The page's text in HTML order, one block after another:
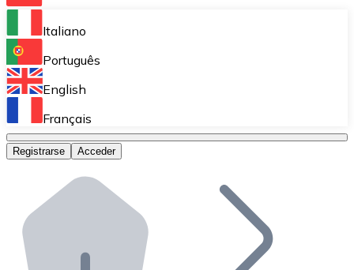
Bitnovo Ramp
Integra nuestra solución en tu plataforma.
Bitnovo Giftcards
Bitnovo OTC
Bitnovo ATM
Integra un ATM Bitnovo en tu negocio y permite que
Bitnovo API
Italiano
Português
English
Français
Registrarse Acceder